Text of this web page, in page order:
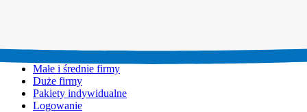
Małe i średnie firmy
Duże firmy
Pakiety indywidualne
Logowanie